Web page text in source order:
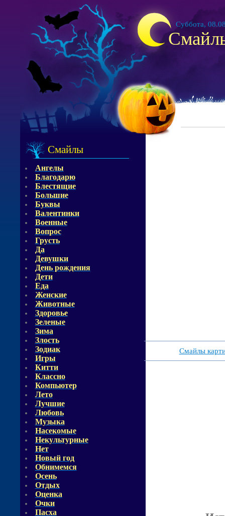
Суббота,
Смайлы
Ангелы
Благодарю
Блестящие
Большие
Буквы
Валентинки
Военные
Вопрос
Грусть
Да
Девушки
День рождения
Дети
Еда
Женские
Животные
Здоровье
Зеленые
Зима
Злость
Зодиак
Игры
Китти
Классно
Компьютер
Лето
Лучшие
Любовь
Музыка
Насекомые
Некультурные
Нет
Новый год
Обнимемся
Осень
Отдых
Оценка
Очки
Пасха
Смайлы